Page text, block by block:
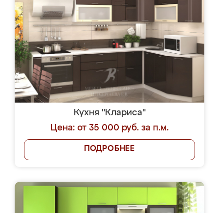
Кухня "Клариса"
Цена: от 35 000 руб. за п.м.
ПОДРОБНЕЕ